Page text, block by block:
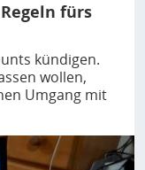
fürs
kündigen.
wollen,
Umgang mit